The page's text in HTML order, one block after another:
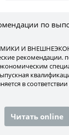
по
И
рекомендации.
в
Читать online